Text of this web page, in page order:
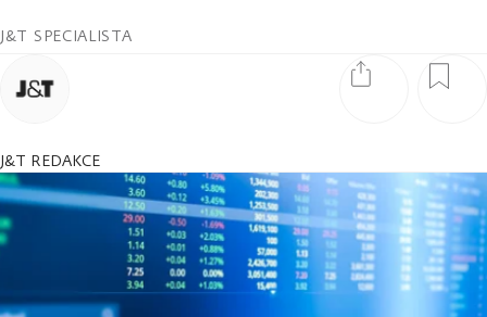
J&T SPECIALISTA
J&T REDAKCE